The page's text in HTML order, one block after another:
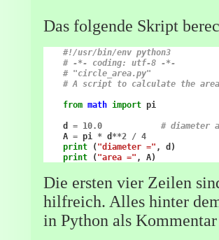
Das folgende Skript
#!/usr/bin/env python3
# -*- coding: utf-8 -*-
# "circle_area.py"
# A script to calculate the
from math import pi
d = 10.0
# diameter
A = pi * d **2 / 4
print
("diameter =" , d )
print
("area =" , A)
Die ersten vier Zeilen
hilfreich. Alles hinter
in Python als